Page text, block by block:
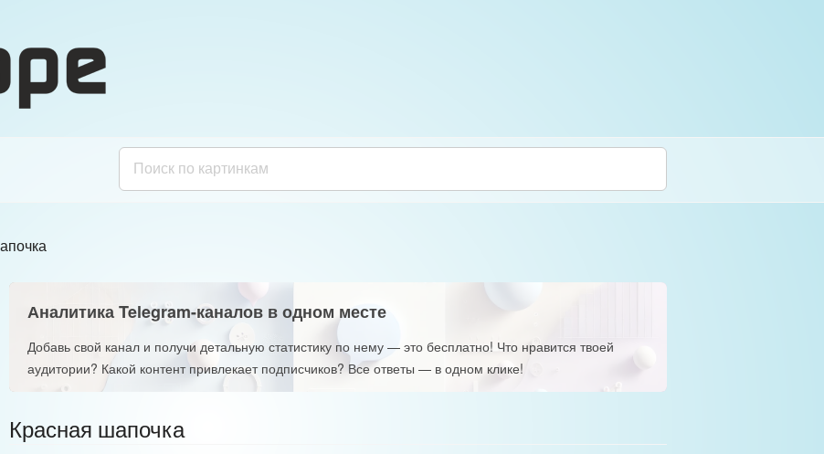
Аналитика Telegram-каналов в одном месте
Добавь свой канал и получи детальную статистику по нему — это бесплатно! Что нравится твоей
аудитории? Какой контент привлекает подписчиков? Все ответы — в одном клике!
Красная шапочка